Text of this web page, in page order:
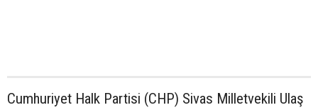
Cumhuriyet Halk Partisi (CHP) Sivas Milletvekili Ulaş